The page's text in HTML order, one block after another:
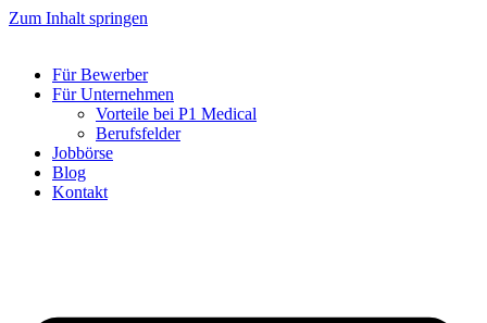
Zum Inhalt springen
Für Bewerber
Für Unternehmen
Vorteile bei P1 Medical
Berufsfelder
Jobbörse
Blog
Kontakt